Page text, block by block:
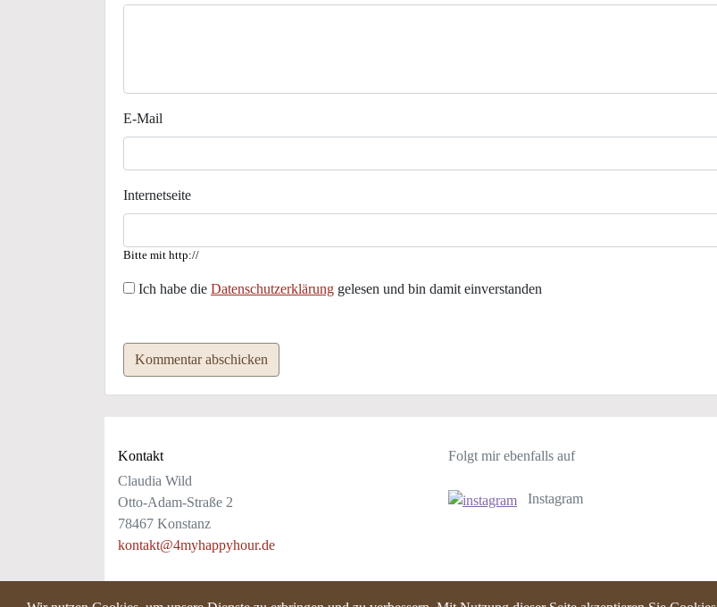
E-Mail
Internetseite
Bitte mit http://
Ich habe die Datenschutzerklärung gelesen und bin damit einverstanden
Kommentar abschicken
Kontakt
Claudia Wild
Otto-Adam-Straße 2
78467 Konstanz
kontakt@4myhappyhour.de
Folgt mir ebenfalls auf
Instagram